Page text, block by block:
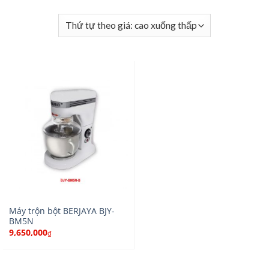
Máy trộn bột BERJAYA BJY-
BM5N
9,650,000₫